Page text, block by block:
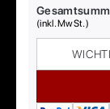
(inkl. MwSt.)